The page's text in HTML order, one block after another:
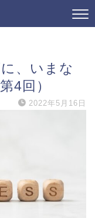
、いまな
4回）
2022年5月16日